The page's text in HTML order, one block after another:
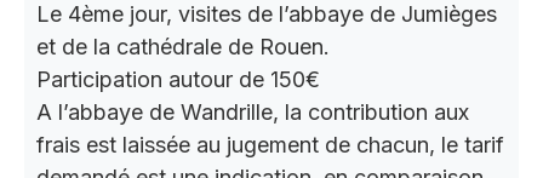
Le 4ème jour, visites de l’abbaye de Jumièges
et de la cathédrale de Rouen.
Participation autour de 150€
A l’abbaye de Wandrille, la contribution aux
frais est laissée au jugement de chacun, le tarif